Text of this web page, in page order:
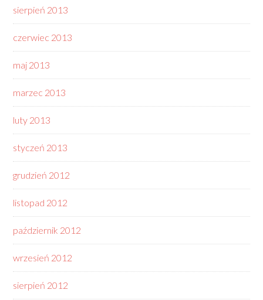
sierpień 2013
czerwiec 2013
maj 2013
marzec 2013
luty 2013
styczeń 2013
grudzień 2012
listopad 2012
październik 2012
wrzesień 2012
sierpień 2012